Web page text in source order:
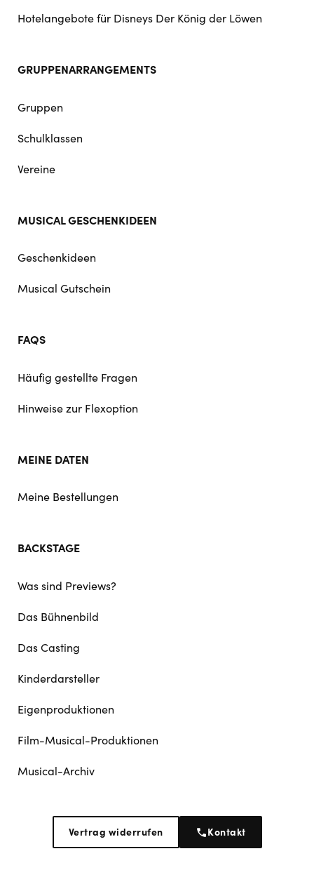
Hotelangebote für Disneys Der König der Löwen
GRUPPENARRANGEMENTS
Gruppen
Schulklassen
Vereine
MUSICAL GESCHENKIDEEN
Geschenkideen
Musical Gutschein
FAQS
Häufig gestellte Fragen
Hinweise zur Flexoption
MEINE DATEN
Meine Bestellungen
BACKSTAGE
Was sind Previews?
Das Bühnenbild
Das Casting
Kinderdarsteller
Eigenproduktionen
Film-Musical-Produktionen
Musical-Archiv
Vertrag widerrufen Kontakt